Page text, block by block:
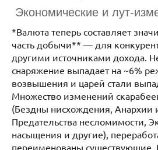
Экономические и лут-
*Валюта теперь составляет
часть добычи** — для
другими источниками дохода.
снаряжение выпадает на ~6%
возвышения и царей стали
Множество изменений
(Бездны нисхождения, Анархии
Предательства несломимости,
насыщения и другие),
переименованы существующие.